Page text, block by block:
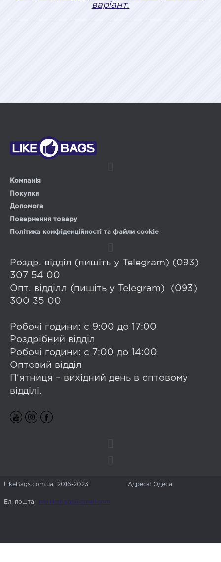
варіант.
Компанія
Покупки
Допомога
Повернення товару
Політика конфіденційності та файли cookie
Роздр. відділ (пишіть у Telegram) (093)
307 54 00
Опт. відділл (пишіть у Telegram) (093)
300 35 00
Робочі години: с 9:00 до 17:00
Роздрібний відділ
Робочі години: с 7:00 до 14:00
Оптовий відділ
П'ятниця – вихідний день в оптовому
відділі.
LikeBags.com.ua 2016-2023 Адреса: Одеса
Ел. пошта: info.likebags@gmail.com